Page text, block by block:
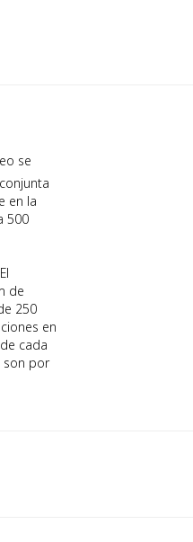
se
en la
500
de
250
en
cada
son por